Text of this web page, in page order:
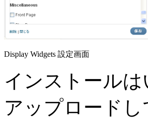
Display Widgets 設定画面
インストール
アップロード